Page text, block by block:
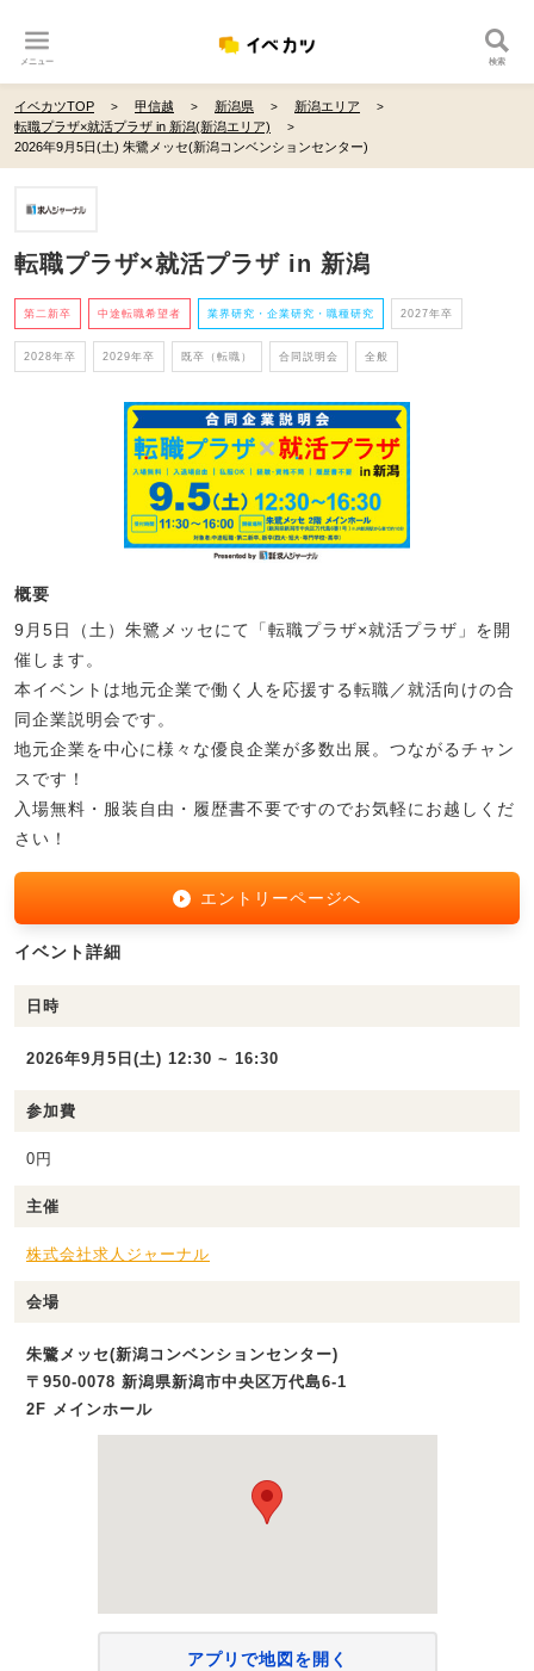
メニュー 検索
イベカツTOP 甲信越 新潟県
新潟エリア
転職プラザ×就活プラザ in 新潟(新潟エリア)
2026年9月5日(土) 朱鷺メッセ(新潟コンベンションセンター)
転職プラザ×就活プラザ in 新潟
第二新卒 中途転職希望者 業界研究・企業研究・職種研究 2027年卒
2028年卒 2029年卒 既卒（転職） 合同説明会 全般
概要
9月5日（土）朱鷺メッセにて「転職プラザ×就活プラザ」を開
催します。
本イベントは地元企業で働く人を応援する転職／就活向けの合
同企業説明会です。
地元企業を中心に様々な優良企業が多数出展。つながるチャン
スです！
入場無料・服装自由・履歴書不要ですのでお気軽にお越しくだ
さい！
エントリーページへ
イベント詳細
日時
2026年9月5日(土) 12:30 ~ 16:30
参加費
0円
主催
株式会社求人ジャーナル
会場
朱鷺メッセ(新潟コンベンションセンター)
〒950-0078 新潟県新潟市中央区万代島6-1
2F メインホール
アプリで地図を開く